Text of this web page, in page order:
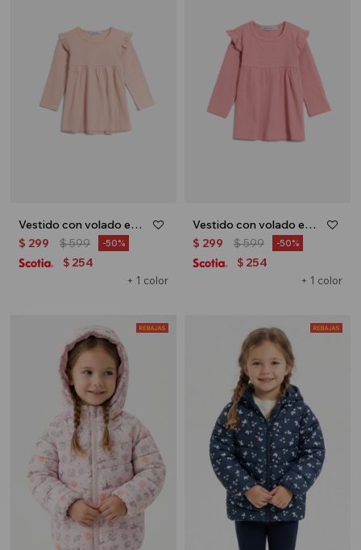
Vestido con volado en hombro - Terracota
+ 1 color
$ 299 $599 50
$ 254
Vestido con volado en hombro - Rosa
+ 1 color
$ 299 $599 50
$ 254